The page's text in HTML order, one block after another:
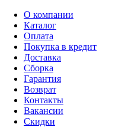
О компании
Каталог
Оплата
Покупка в кредит
Доставка
Сборка
Гарантия
Возврат
Контакты
Вакансии
Скидки